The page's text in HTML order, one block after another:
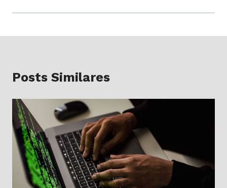
Posts Similares